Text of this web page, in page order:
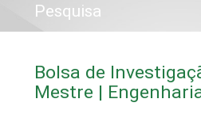
Pesquisa
Bolsa de
Mestre |